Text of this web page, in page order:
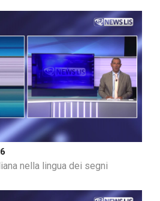
nella lingua dei segni